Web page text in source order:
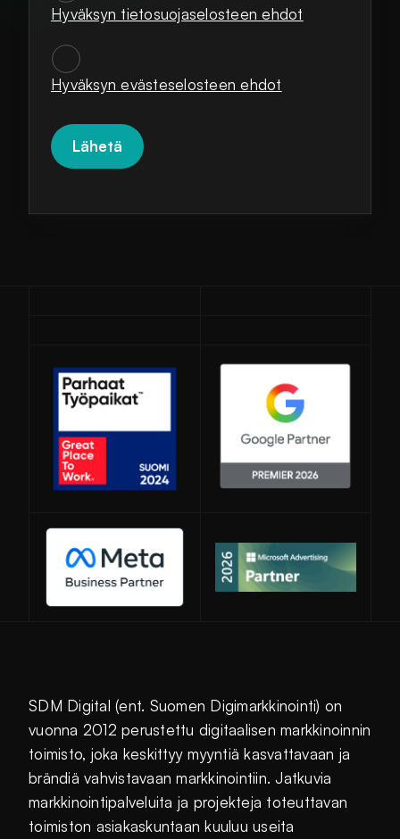
Hyväksyn tietosuojaselosteen ehdot
SUOSTUMUKSET
Hyväksyn evästeselosteen ehdot
Avautuu uuteen ikkunaan
SDM Digital (ent. Suomen Digimarkkinointi) on
vuonna 2012 perustettu digitaalisen markkinoinnin
toimisto, joka keskittyy myyntiä kasvattavaan ja
brändiä vahvistavaan markkinointiin. Jatkuvia
markkinointipalveluita ja projekteja toteuttavan
toimiston asiakaskuntaan kuuluu useita